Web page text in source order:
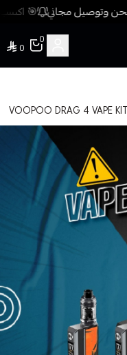
🎯 اكسب
0
0